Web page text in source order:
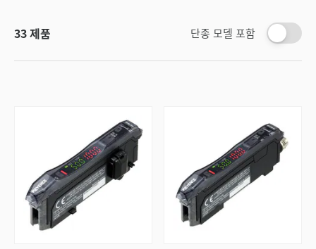
단종 모델 포함
33제품